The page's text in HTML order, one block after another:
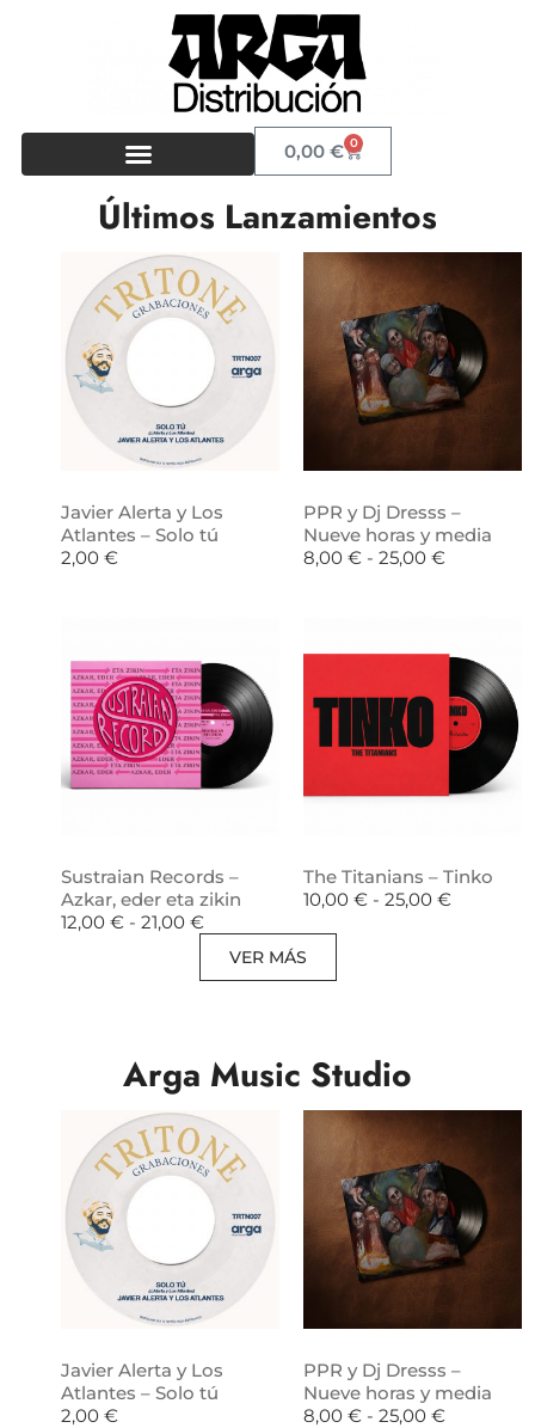
0,00€ 0
Últimos Lanzamientos
Javier Alerta y Los
Atlantes – Solo tú
2,00 €
PPR y Dj Dresss –
Nueve horas y media
8,00 € - 25,00 €
Sustraian Records –
Azkar, eder eta zikin
12,00 € - 21,00 €
The Titanians – Tinko
10,00 € - 25,00 €
VER MÁS
Arga Music Studio
Javier Alerta y Los
Atlantes – Solo tú
2,00 €
PPR y Dj Dresss –
Nueve horas y media
8,00 € - 25,00 €